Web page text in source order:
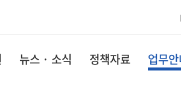
뉴스 · 소식 정책자료 업무